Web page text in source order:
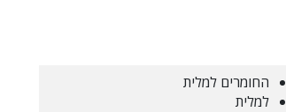
החומרים למלית
למלית